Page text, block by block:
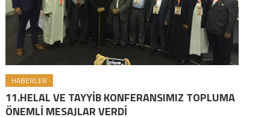
HABERLER
11.HELAL VE TAYYİB KONFERANSIMIZ TOPLUMA
ÖNEMLİ MESAJLAR VERDİ